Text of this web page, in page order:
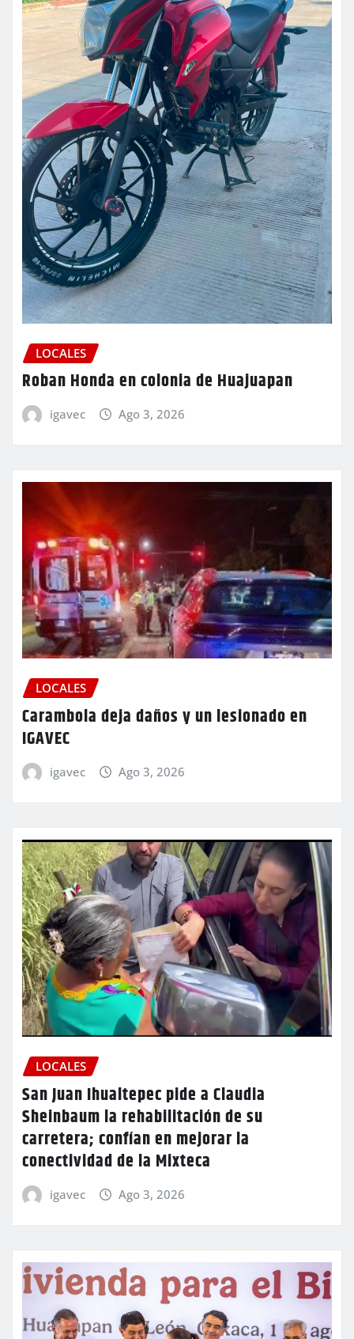
LOCALES
Roban Honda en colonia de Huajuapan
igavec Ago 3, 2026
LOCALES
Carambola deja daños y un lesionado en
IGAVEC
igavec Ago 3, 2026
LOCALES
San Juan Ihualtepec pide a Claudia
Sheinbaum la rehabilitación de su
carretera; confían en mejorar la
conectividad de la Mixteca
igavec Ago 3, 2026